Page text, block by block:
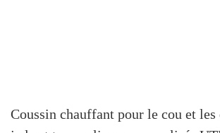
Coussin chauffant pour le cou et les